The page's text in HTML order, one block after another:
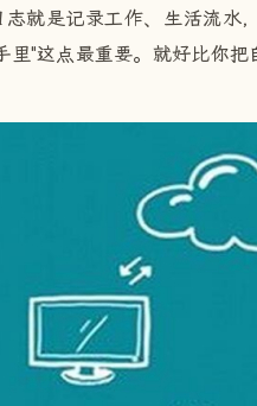
志就是记录工作、生活流水
里"这点最重要。就好比你